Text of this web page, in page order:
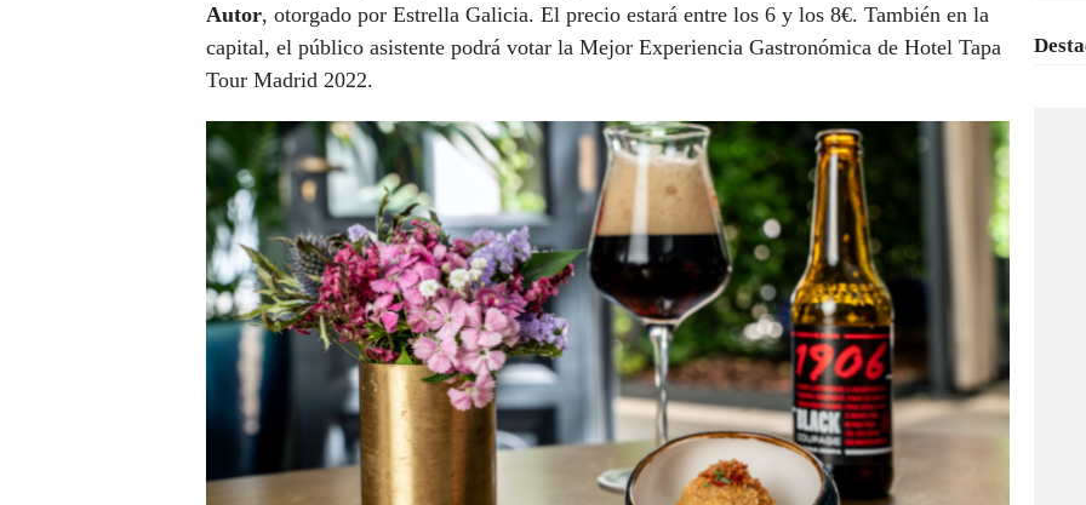
Autor, otorgado por Estrella Galicia. El precio estará entre los 6 y los 8€. También en la
capital, el público asistente podrá votar la Mejor Experiencia Gastronómica de Hotel Tapa
Tour Madrid 2022.